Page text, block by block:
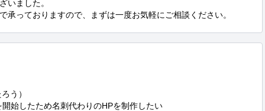
いました。
承っておりますので、まずは一度お気軽にご相談ください。
う）
始したため名刺代わりのHPを制作したい